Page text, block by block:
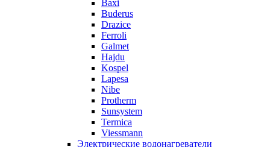
Baxi
Buderus
Drazice
Ferroli
Galmet
Hajdu
Kospel
Lapesa
Nibe
Protherm
Sunsystem
Termica
Viessmann
Электрические водонагреватели